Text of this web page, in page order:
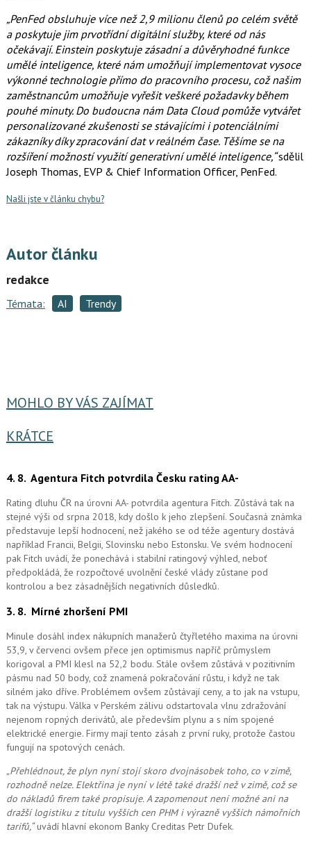
„PenFed obsluhuje více než 2,9 milionu členů po celém světě
a poskytuje jim prvotřídní digitální služby, které od nás
očekávají. Einstein poskytuje zásadní a důvěryhodné funkce
umělé inteligence, které nám umožňují implementovat vysoce
výkonné technologie přímo do pracovního procesu, což našim
zaměstnancům umožňuje vyřešit veškeré požadavky během
pouhé minuty. Do budoucna nám Data Cloud pomůže vytvářet
personalizované zkušenosti se stávajícími i potenciálními
zákazníky díky zpracování dat v reálném čase. Těšíme se na
rozšíření možností využití generativní umělé inteligence,“sdělil
Joseph Thomas, EVP & Chief Information Officer, PenFed.
Našli jste v článku chybu?
Autor článku
redakce
Témata: AI Trendy
MOHLO BY VÁS ZAJÍMAT
KRÁTCE
4. 8. Agentura Fitch potvrdila Česku rating AA-
Rating dluhu ČR na úrovni AA- potvrdila agentura Fitch. Zůstává tak na
stejné výši od srpna 2018, kdy došlo k jeho zlepšení. Současná známka
představuje lepší hodnocení, než jakého se od téže agentury dostává
například Francii, Belgii, Slovinsku nebo Estonsku. Ve svém hodnocení
pak Fitch uvádí, že ponechává i stabilní ratingový výhled, neboť
předpokládá, že rozpočtové uvolnění české vlády zůstane pod
kontrolou a bez zásadnějších negativních důsledků.
3. 8. Mírné zhoršení PMI
Minule dosáhl index nákupních manažerů čtyřletého maxima na úrovni
53,9, v červenci ovšem přece jen optimismus napříč průmyslem
korigoval a PMI klesl na 52,2 bodu. Stále ovšem zůstává v pozitivním
pásmu nad 50 body, což znamená pokračování růstu, i když ne tak
silném jako dříve. Problémem ovšem zůstávají ceny, a to jak na vstupu,
tak na výstupu. Válka v Perském zálivu odstartovala vlnu zdražování
nejenom ropných derivátů, ale především plynu a s ním spojené
elektrické energie. Firmy mají tento zásah z první ruky, protože častou
fungují na spotových cenách.
„Přehlédnout, že plyn nyní stojí skoro dvojnásobek toho, co v zimě,
rozhodně nelze. Elektřina je nyní v létě také dražší než v zimě, což se
do nákladů firem také propisuje. A zapomenout není možnéani na
dražší logistiku z titulu vyšších cen PHM i výrazně vyšších námořních
tarifů,“uvádí hlavní ekonom Banky Creditas Petr Dufek.